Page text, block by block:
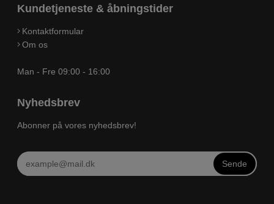
Kundetjeneste & åbningstider
Kontaktformular
Om os
Man - Fre 09:00 - 16:00
Nyhedsbrev
Abonner på vores nyhedsbrev!
Sende